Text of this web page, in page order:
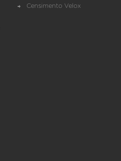
Censimento Velox